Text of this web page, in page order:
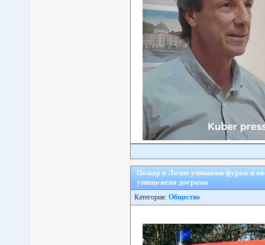
Пожар в Лозно унищожи фураж и
унищожена дограма
Категория: Общество